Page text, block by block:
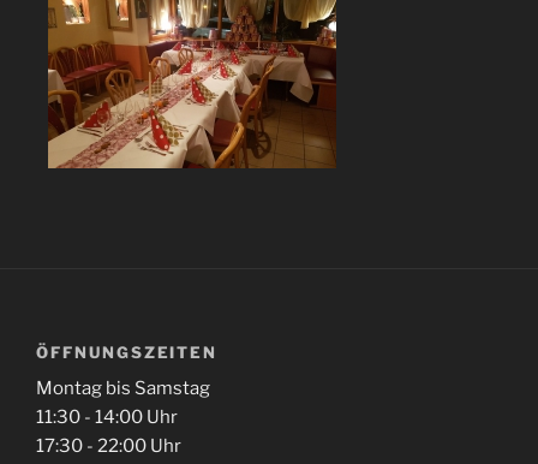
ÖFFNUNGSZEITEN
Montag bis Samstag
11:30 - 14:00 Uhr
17:30 - 22:00 Uhr